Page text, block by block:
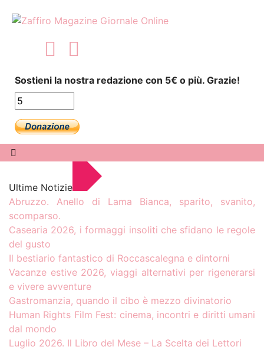
Sostieni la nostra redazione con 5€ o più. Grazie!
Ultime Notizie
Abruzzo. Anello di Lama Bianca, sparito, svanito,
scomparso.
Casearia 2026, i formaggi insoliti che sfidano le regole
del gusto
Il bestiario fantastico di Roccascalegna e dintorni
Vacanze estive 2026, viaggi alternativi per rigenerarsi
e vivere avventure
Gastromanzia, quando il cibo è mezzo divinatorio
Human Rights Film Fest: cinema, incontri e diritti umani
dal mondo
Luglio 2026. Il Libro del Mese – La Scelta dei Lettori